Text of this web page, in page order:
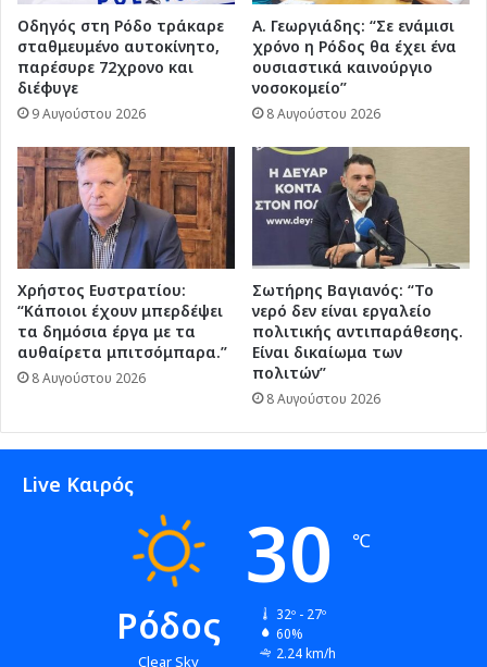
Οδηγός στη Ρόδο τράκαρε
σταθμευμένο αυτοκίνητο,
παρέσυρε 72χρονο και
διέφυγε
9 Αυγούστου 2026
Α. Γεωργιάδης: “Σε ενάμισι
χρόνο η Ρόδος θα έχει ένα
ουσιαστικά καινούργιο
νοσοκομείο”
8 Αυγούστου 2026
Χρήστος Ευστρατίου:
“Κάποιοι έχουν μπερδέψει
τα δημόσια έργα με τα
αυθαίρετα μπιτσόμπαρα.”
8 Αυγούστου 2026
Σωτήρης Βαγιανός: “Το
νερό δεν είναι εργαλείο
πολιτικής αντιπαράθεσης.
Είναι δικαίωμα των
πολιτών”
8 Αυγούστου 2026
Live Καιρός
Ρόδος
Clear Sky
30 ℃
32º - 27º
60%
2.24 km/h